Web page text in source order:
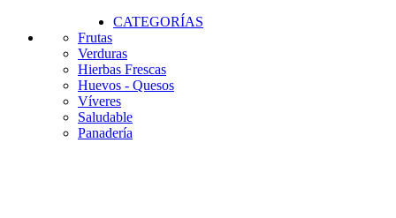
CATEGORÍAS
Frutas
Verduras
Hierbas Frescas
Huevos - Quesos
Víveres
Saludable
Panadería